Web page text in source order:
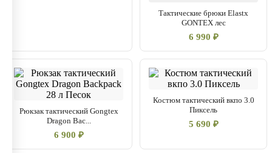
Тактические брюки Elastx
GONTEX лес
6 990 ₽
Рюкзак тактический Gongtex
Dragon Bac...
6 900 ₽
Костюм тактический вкпо 3.0
Пиксель
5 690 ₽